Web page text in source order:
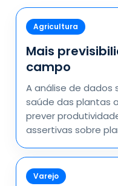
Agricultura
Mais
campo
A análise de dados
saúde das plantas
prever
assertivas sobre
Varejo